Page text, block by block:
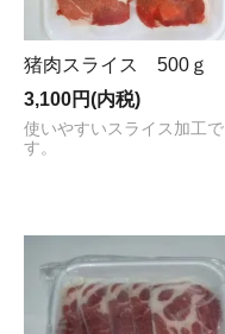
猪肉スライス 500ｇ
3,100円(内税)
使いやすいスライス加工で
す。